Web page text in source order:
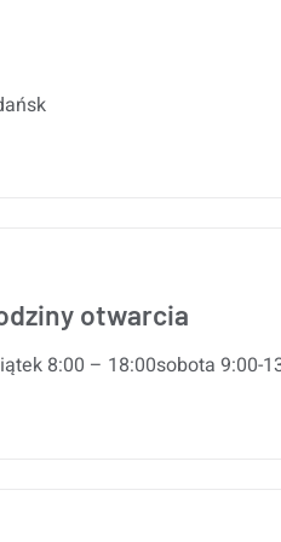
otwarcia
8:00 – 18:00sobota 9:00-